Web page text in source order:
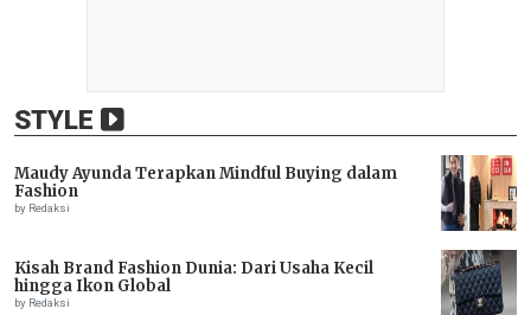
STYLE
Maudy Ayunda Terapkan Mindful Buying dalam
Fashion
by Redaksi
Kisah Brand Fashion Dunia: Dari Usaha Kecil
hingga Ikon Global
by Redaksi